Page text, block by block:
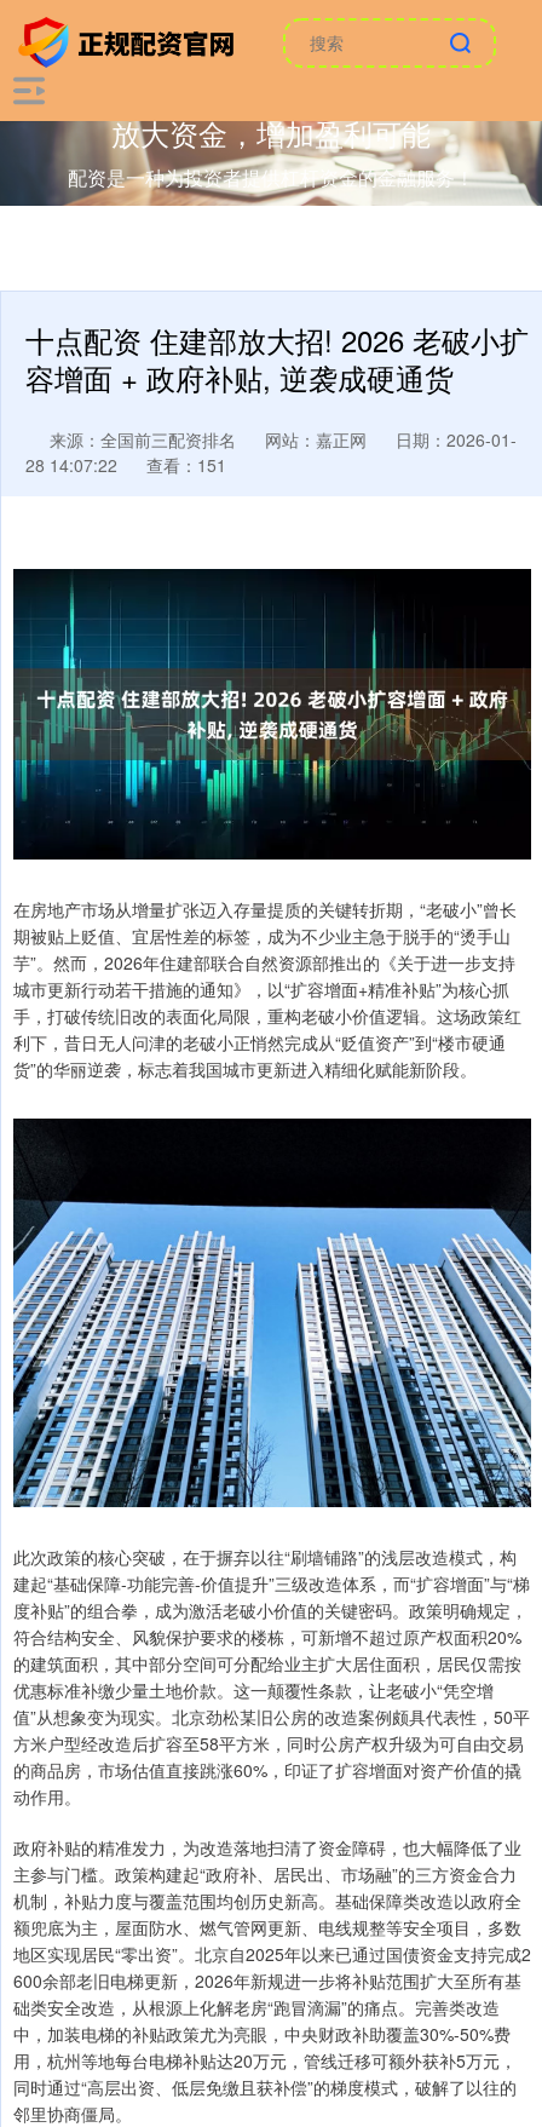
放大资金，增加盈利可能
配资是一种为投资者提供杠杆资金的金融服务！
十点配资 住建部放大招! 2026 老破小扩
容增面 + 政府补贴, 逆袭成硬通货
来源：全国前三配资排名 网站：嘉正网
日期：2026-01-
28 14:07:22
查看：151
在房地产市场从增量扩张迈入存量提质的关键转折期，“老破小”曾长
期被贴上贬值、宜居性差的标签，成为不少业主急于脱手的“烫手山
芋”。然而，2026年住建部联合自然资源部推出的《关于进一步支持
城市更新行动若干措施的通知》，以“扩容增面+精准补贴”为核心抓
手，打破传统旧改的表面化局限，重构老破小价值逻辑。这场政策红
利下，昔日无人问津的老破小正悄然完成从“贬值资产”到“楼市硬通
货”的华丽逆袭，标志着我国城市更新进入精细化赋能新阶段。
此次政策的核心突破，在于摒弃以往“刷墙铺路”的浅层改造模式，构
建起“基础保障-功能完善-价值提升”三级改造体系，而“扩容增面”与“梯
度补贴”的组合拳，成为激活老破小价值的关键密码。政策明确规定，
符合结构安全、风貌保护要求的楼栋，可新增不超过原产权面积20%
的建筑面积，其中部分空间可分配给业主扩大居住面积，居民仅需按
优惠标准补缴少量土地价款。这一颠覆性条款，让老破小“凭空增
值”从想象变为现实。北京劲松某旧公房的改造案例颇具代表性，50平
方米户型经改造后扩容至58平方米，同时公房产权升级为可自由交易
的商品房，市场估值直接跳涨60%，印证了扩容增面对资产价值的撬
动作用。
政府补贴的精准发力，为改造落地扫清了资金障碍，也大幅降低了业
主参与门槛。政策构建起“政府补、居民出、市场融”的三方资金合力
机制，补贴力度与覆盖范围均创历史新高。基础保障类改造以政府全
额兜底为主，屋面防水、燃气管网更新、电线规整等安全项目，多数
地区实现居民“零出资”。北京自2025年以来已通过国债资金支持完成2
600余部老旧电梯更新，2026年新规进一步将补贴范围扩大至所有基
础类安全改造，从根源上化解老房“跑冒滴漏”的痛点。完善类改造
中，加装电梯的补贴政策尤为亮眼，中央财政补助覆盖30%-50%费
用，杭州等地每台电梯补贴达20万元，管线迁移可额外获补5万元，
同时通过“高层出资、低层免缴且获补偿”的梯度模式，破解了以往的
邻里协商僵局。